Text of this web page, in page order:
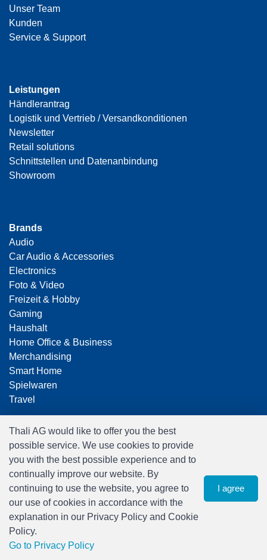
Unser Team
Kunden
Service & Support
Leistungen
Händlerantrag
Logistik und Vertrieb / Versandkonditionen
Newsletter
Retail solutions
Schnittstellen und Datenanbindung
Showroom
Brands
Audio
Car Audio & Accessories
Electronics
Foto & Video
Freizeit & Hobby
Gaming
Haushalt
Home Office & Business
Merchandising
Smart Home
Spielwaren
Travel
Software:Rent-a-Shop.ch
Thali AG would like to offer you the best
possible service. We use cookies to provide
you with the best possible experience and to
continually improve our website. By
continuing to use the website, you agree to
our use of cookies in accordance with the
explanation in our Privacy Policy and Cookie
Policy.
Go to Privacy Policy
I agree